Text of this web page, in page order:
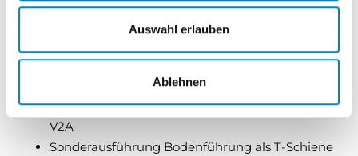
Auswahl erlauben
Ablehnen
DB 703 + Trendgrau
Sonderfarben nach genauer Pulverbezeichnung
Exklusive Bodenführung als U-Schiene Edelstahl
V2A
Sonderausführung Bodenführung als T-Schiene